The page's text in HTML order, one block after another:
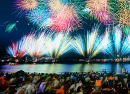
溫泉街附
史遺跡，
家的墳墓
禱其靈魂